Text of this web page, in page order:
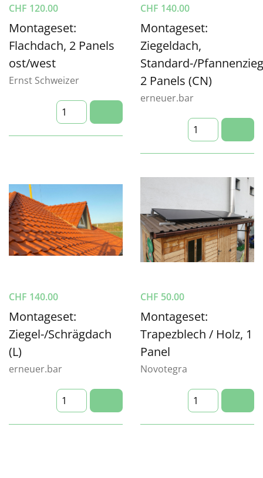
CHF 120.00
Montageset:
Flachdach, 2 Panels
ost/west
Ernst Schweizer
CHF 140.00
Montageset:
Ziegeldach,
Standard-/
2 Panels (CN)
erneuer.bar
CHF 140.00
Montageset:
Ziegel-/Schrägdach
(L)
erneuer.bar
CHF 50.00
Montageset:
Trapezblech / Holz, 1
Panel
Novotegra